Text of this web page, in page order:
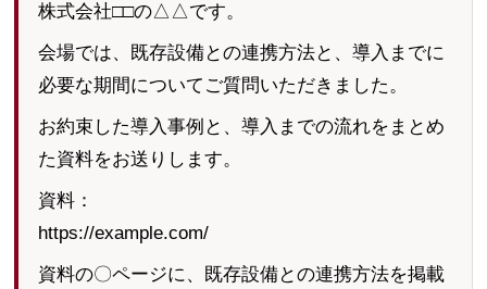
株式会社□□の△△です。
会場では、既存設備との連携方法と、導入までに
必要な期間についてご質問いただきました。
お約束した導入事例と、導入までの流れをまとめ
た資料をお送りします。
資料：
https://example.com/
資料の〇ページに、既存設備との連携方法を掲載